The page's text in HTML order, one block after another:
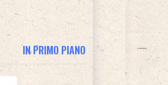
IN PRIMO PIANO